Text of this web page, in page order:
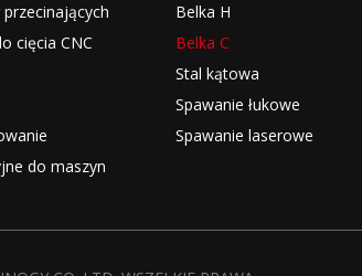
cięcia CNC
do maszyn
Belka H
Belka C
Stal kątowa
Spawanie łukowe
Spawanie laserowe